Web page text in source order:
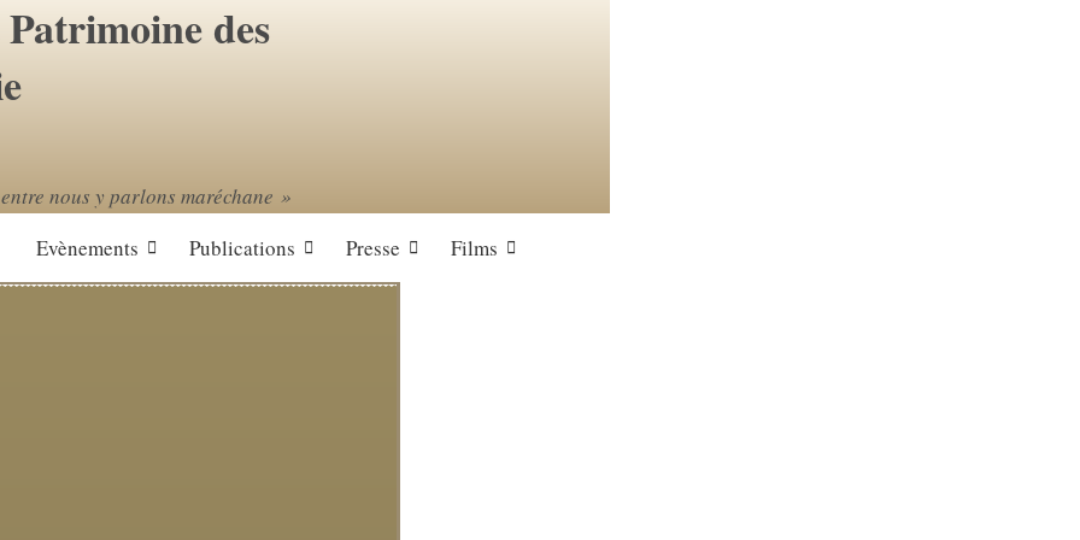
des
nous y parlons maréchane »
Evènements Publications Presse Films